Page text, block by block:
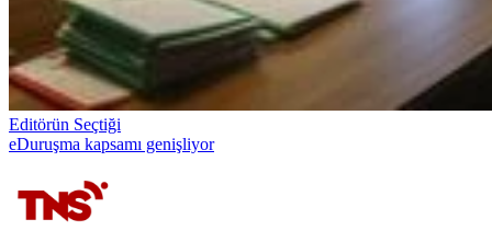
Editörün Seçtiği
eDuruşma kapsamı genişliyor